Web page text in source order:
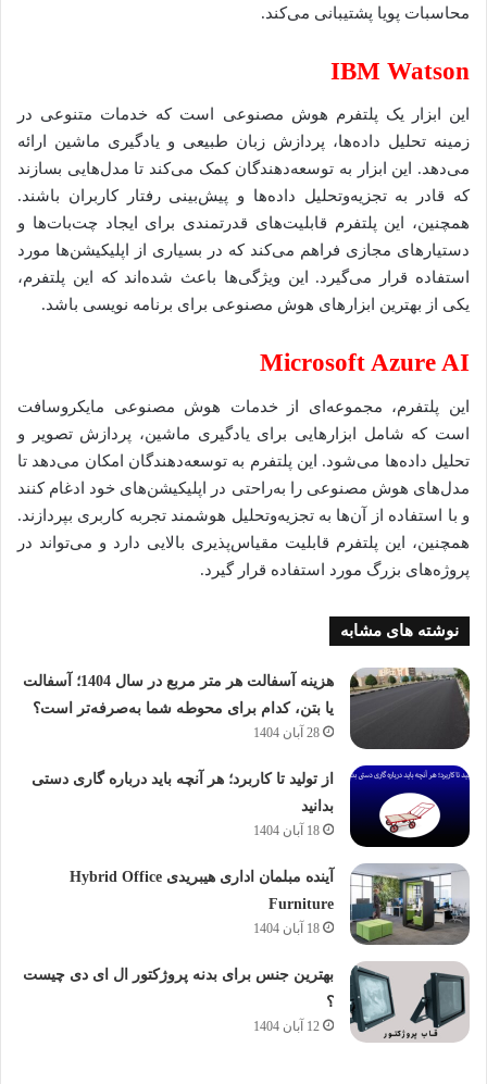
محاسبات پویا پشتیبانی می‌کند.
IBM Watson
این ابزار یک پلتفرم هوش مصنوعی است که خدمات متنوعی در
زمینه تحلیل داده‌ها، پردازش زبان طبیعی و یادگیری ماشین ارائه
می‌دهد. این ابزار به توسعه‌دهندگان کمک می‌کند تا مدل‌هایی بسازند
که قادر به تجزیه‌وتحلیل داده‌ها و پیش‌بینی رفتار کاربران باشند.
همچنین، این پلتفرم قابلیت‌های قدرتمندی برای ایجاد چت‌بات‌ها و
دستیارهای مجازی فراهم می‌کند که در بسیاری از اپلیکیشن‌ها مورد
استفاده قرار می‌گیرد. این ویژگی‌ها باعث شده‌اند که این پلتفرم،
یکی از بهترین ابزارهای هوش مصنوعی برای برنامه نویسی باشد.
Microsoft Azure AI
این پلتفرم، مجموعه‌ای از خدمات هوش مصنوعی مایکروسافت
است که شامل ابزارهایی برای یادگیری ماشین، پردازش تصویر و
تحلیل داده‌ها می‌شود. این پلتفرم به توسعه‌دهندگان امکان می‌دهد تا
مدل‌های هوش مصنوعی را به‌راحتی در اپلیکیشن‌های خود ادغام کنند
و با استفاده از آن‌ها به تجزیه‌وتحلیل هوشمند تجربه کاربری بپردازند.
همچنین، این پلتفرم قابلیت مقیاس‌پذیری بالایی دارد و می‌تواند در
پروژه‌های بزرگ مورد استفاده قرار گیرد.
نوشته های مشابه
هزینه آسفالت هر متر مربع در سال 1404؛ آسفالت
یا بتن، کدام برای محوطه شما به‌صرفه‌تر است؟
28 آبان 1404
از تولید تا کاربرد؛ هر آنچه باید درباره گاری دستی
بدانید
18 آبان 1404
آینده مبلمان اداری هیبریدی Hybrid Office
Furniture
18 آبان 1404
بهترین جنس برای بدنه پروژکتور ال ای دی چیست
؟
12 آبان 1404